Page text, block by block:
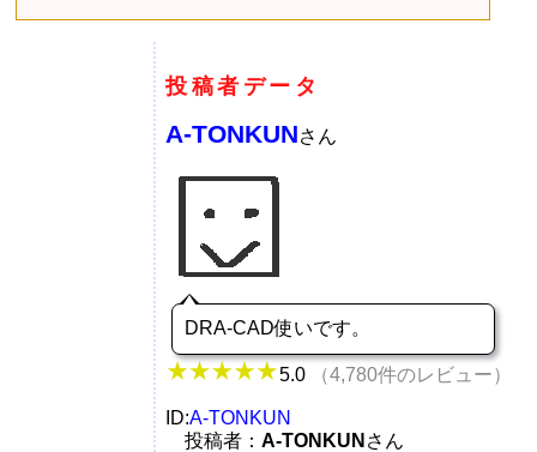
投稿者データ
A-TONKUNさん
DRA-CAD使いです。
5.0 （4,780件のレビュー）
ID:A-TONKUN
投稿者： A-TONKUN さん